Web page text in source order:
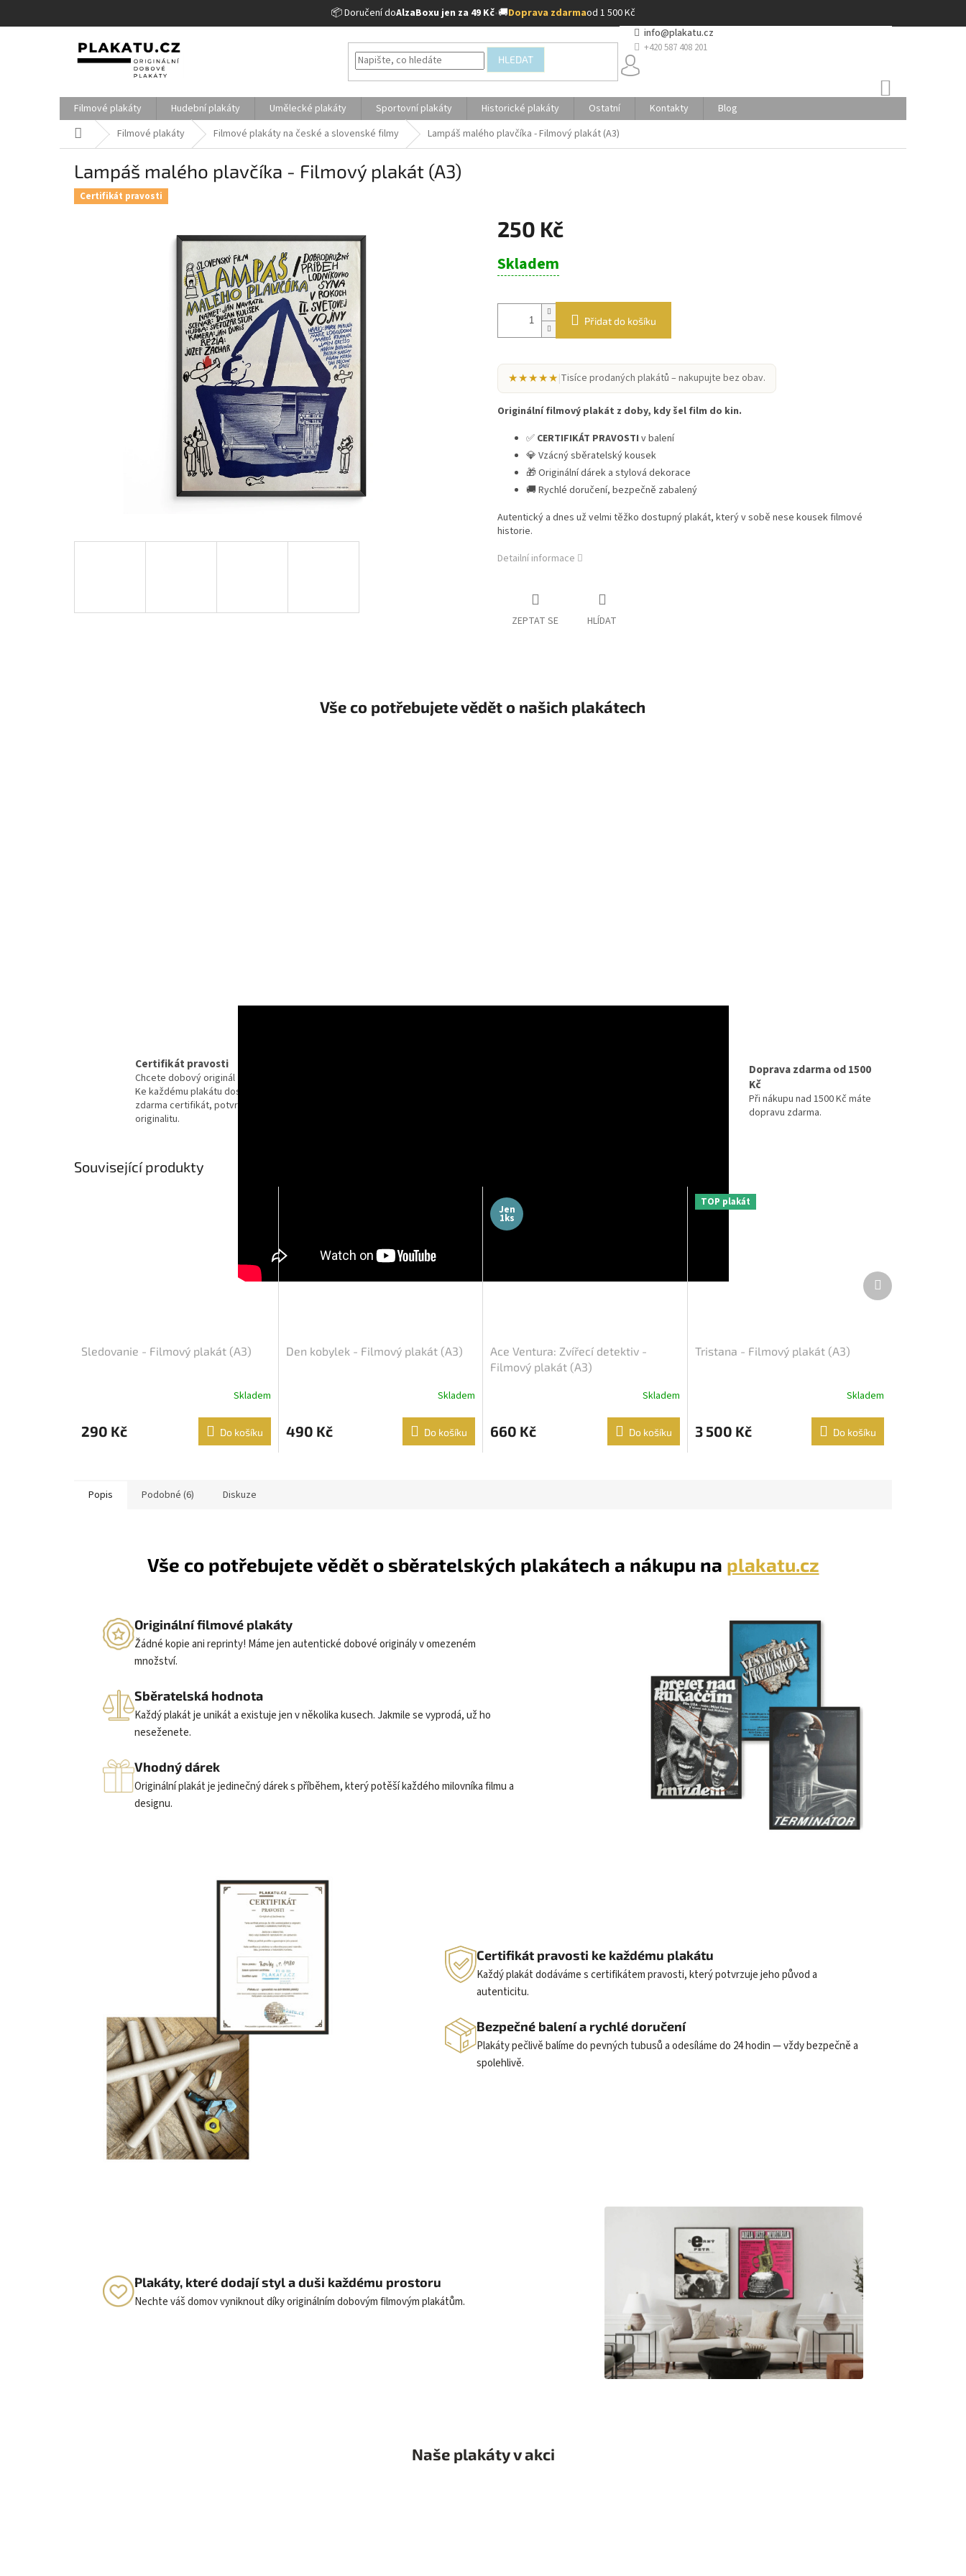
📦 Doručení doAlzaBoxu jen za 49 Kč•🚚Doprava zdarmaod 1 500 Kč
HLEDAT
+420 587 408 201
info@plakatu.cz
KOŠÍK
Filmové plakáty Hudební plakáty Umělecké plakáty Sportovní plakáty Historické plakáty Ostatní Kontakty
Blog
Domů Filmové plakáty Filmové plakáty na české a slovenské filmy Lampáš malého plavčíka - Filmový plakát (A3)
Lampáš malého plavčíka - Filmový plakát (A3)
Certifikát pravosti
250 Kč
cena:
Skladem
Přidat do košíku
★★★★★|Tisíce prodaných plakátů – nakupujte bez obav.
Originální filmový plakát z doby, kdy šel film do kin.
✅ CERTIFIKÁT PRAVOSTI v balení
💎 Vzácný sběratelský kousek
🎁 Originální dárek a stylová dekorace
🚚 Rychlé doručení, bezpečně zabalený
Autentický a dnes už velmi těžko dostupný plakát, který v sobě nese kousek filmové
historie.
Detailní informace
ZEPTAT SE HLÍDAT
Vše co potřebujete vědět o našich plakátech
Certifikát pravosti
Chcete dobový originál z kina?
Ke každému plakátu dostanete
zdarma certifikát, potvrzující
originalitu.
Doprava zdarma od 1500
Kč
Při nákupu nad 1500 Kč máte
dopravu zdarma.
Související produkty
Sledovanie - Filmový plakát (A3)
Skladem
290 Kč Do košíku
Den kobylek - Filmový plakát (A3)
Skladem
490 Kč Do košíku
Jen
1ks
Ace Ventura: Zvířecí detektiv -
Filmový plakát (A3)
Skladem
660 Kč Do košíku
TOP plakát
Tristana - Filmový plakát (A3)
Skladem
3 500 Kč Do košíku
Další
produkt
Popis Podobné (6) Diskuze
Vše co potřebujete vědět o sběratelských plakátech a nákupu na plakatu.cz
Originální filmové plakáty
Žádné kopie ani reprinty! Máme jen autentické dobové originály v omezeném
množství.
Sběratelská hodnota
Každý plakát je unikát a existuje jen v několika kusech. Jakmile se vyprodá, už ho
neseženete.
Vhodný dárek
Originální plakát je jedinečný dárek s příběhem, který potěší každého milovníka filmu a
designu.
Certifikát pravosti ke každému plakátu
Každý plakát dodáváme s certifikátem pravosti, který potvrzuje jeho původ a
autenticitu.
Bezpečné balení a rychlé doručení
Plakáty pečlivě balíme do pevných tubusů a odesíláme do 24 hodin — vždy bezpečně a
spolehlivě.
Plakáty, které dodají styl a duši každému prostoru
Nechte váš domov vyniknout díky originálním dobovým filmovým plakátům.
Naše plakáty v akci